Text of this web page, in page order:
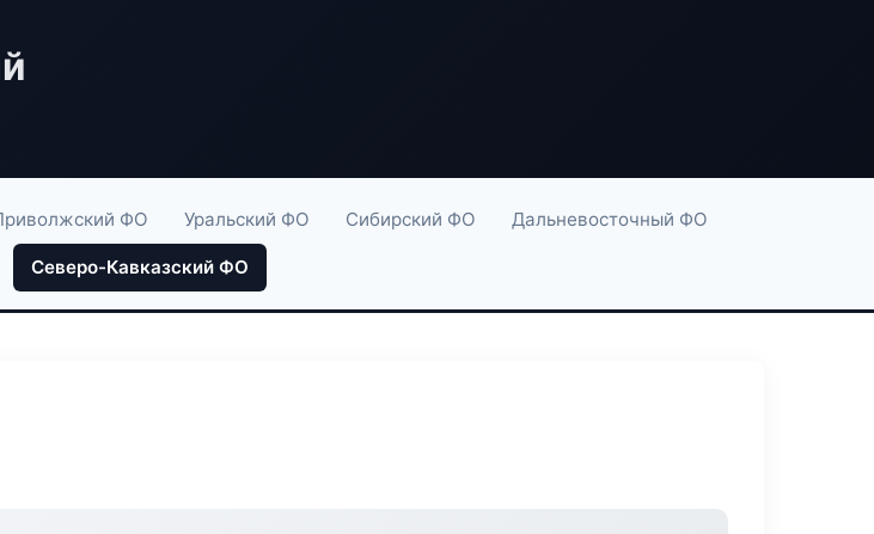
ФО Уральский ФО Сибирский ФО Дальневосточный ФО
Северо-Кавказский ФО